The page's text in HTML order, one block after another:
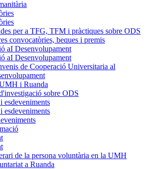
per a TFG, TFM i pràctiques sobre ODS
convocatòries, beques i premis
aI Desenvolupament
aI Desenvolupament
de Cooperació Universitaria al
i Ruanda
sobre ODS
esdeveniments
esdeveniments
de la persona voluntària en la UMH
a Ruanda